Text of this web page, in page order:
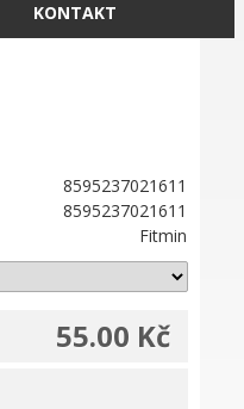
KONTAKT
8595237021611
8595237021611
Fitmin
55.00 Kč